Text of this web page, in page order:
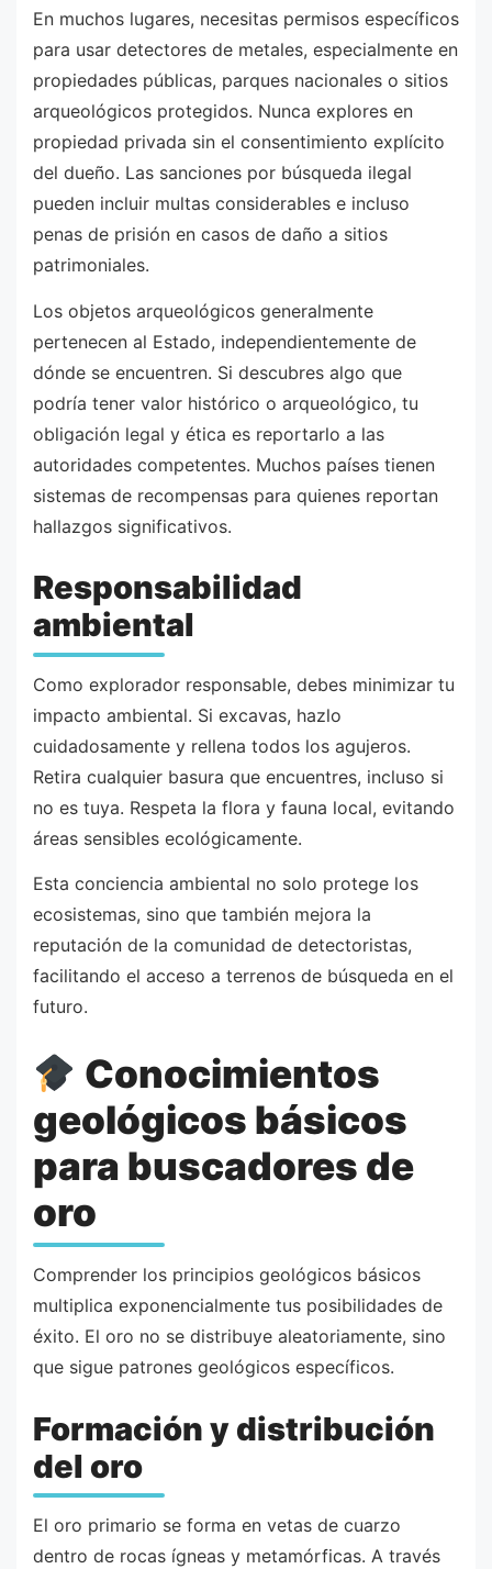
En muchos lugares, necesitas permisos específicos
para usar detectores de metales, especialmente en
propiedades públicas, parques nacionales o sitios
arqueológicos protegidos. Nunca explores en
propiedad privada sin el consentimiento explícito
del dueño. Las sanciones por búsqueda ilegal
pueden incluir multas considerables e incluso
penas de prisión en casos de daño a sitios
patrimoniales.
Los objetos arqueológicos generalmente
pertenecen al Estado, independientemente de
dónde se encuentren. Si descubres algo que
podría tener valor histórico o arqueológico, tu
obligación legal y ética es reportarlo a las
autoridades competentes. Muchos países tienen
sistemas de recompensas para quienes reportan
hallazgos significativos.
Responsabilidad
ambiental
Como explorador responsable, debes minimizar tu
impacto ambiental. Si excavas, hazlo
cuidadosamente y rellena todos los agujeros.
Retira cualquier basura que encuentres, incluso si
no es tuya. Respeta la flora y fauna local, evitando
áreas sensibles ecológicamente.
Esta conciencia ambiental no solo protege los
ecosistemas, sino que también mejora la
reputación de la comunidad de detectoristas,
facilitando el acceso a terrenos de búsqueda en el
futuro.
Conocimientos
geológicos básicos
para buscadores de
oro
Comprender los principios geológicos básicos
multiplica exponencialmente tus posibilidades de
éxito. El oro no se distribuye aleatoriamente, sino
que sigue patrones geológicos específicos.
Formación y distribución
del oro
El oro primario se forma en vetas de cuarzo
dentro de rocas ígneas y metamórficas. A través